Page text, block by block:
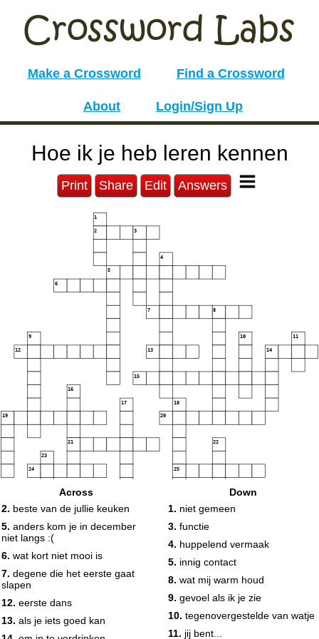
Make a Crossword Find a Crossword
About Login/Sign Up
Hoe ik je heb leren kennen
Print Share Edit Answers
1
2 3
4
5
6
7 8
9 10 11
12 13 14
15
16
17 18
19 20
21 22
23
24 25
26
Across
2. beste van de jullie keuken
5. anders kom je in december
niet langs :(
6. wat kort niet mooi is
7. degene die het eerste gaat
slapen
12. eerste dans
13. als je iets goed kan
Down
1. niet gemeen
3. functie
4. huppelend vermaak
5. innig contact
8. wat mij warm houd
9. gevoel als ik je zie
10. tegenovergestelde van watje
11. jij bent...